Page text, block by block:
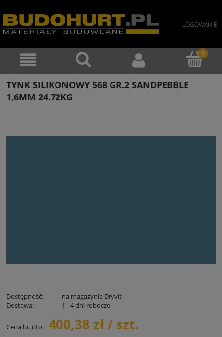
LOGOWANIE
TYNK SILIKONOWY 568 GR.2 SANDPEBBLE
1,6MM 24.72KG
Dostępność:
na magazynie Dryvit
Dostawa:
1 - 4 dni robocze
Cena brutto: 400,38 zł / szt.